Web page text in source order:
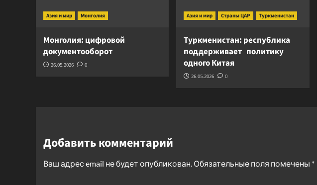
Азия и мир Монголия
Монголия: цифровой
документооборот
26.05.2026 0
Азия и мир Страны ЦАР Туркменистан
Туркменистан: республика
поддерживает политику
одного Китая
26.05.2026 0
Добавить комментарий
Ваш адрес email не будет опубликован. Обязательные поля помечены *